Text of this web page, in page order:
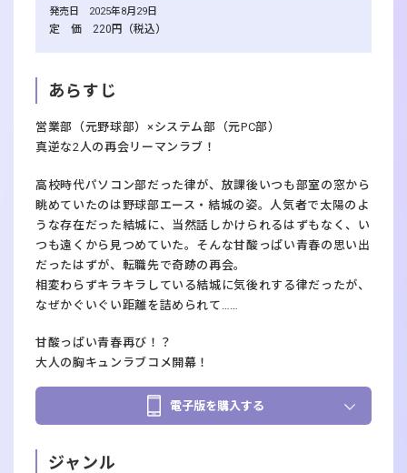
発売日 2025年8月29日
定 価 220円（税込）
あらすじ
営業部（元野球部）×システム部（元PC部）
真逆な2人の再会リーマンラブ！
高校時代パソコン部だった律が、放課後いつも部室の窓から
眺めていたのは野球部エース・結城の姿。人気者で太陽のよ
うな存在だった結城に、当然話しかけられるはずもなく、い
つも遠くから見つめていた。そんな甘酸っぱい青春の思い出――
だったはずが、転職先で奇跡の再会。
相変わらずキラキラしている結城に気後れする律だったが、
なぜかぐいぐい距離を詰められて……
甘酸っぱい青春再び！？
大人の胸キュンラブコメ開幕！
電子版を購入する
ジャンル